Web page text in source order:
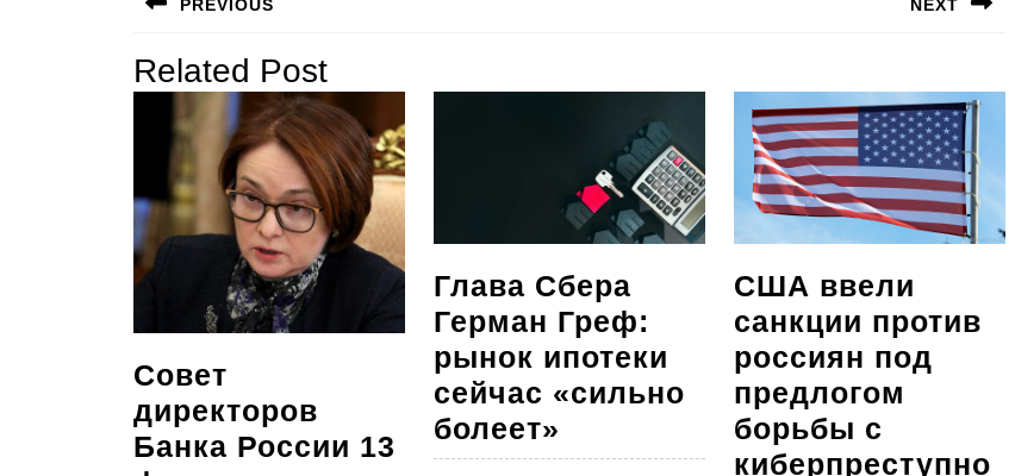
записям
PREVIOUS
запись:
NEXT
Related Post
Совет
директоров
Банка России 13
Глава Сбера
Герман Греф:
рынок ипотеки
сейчас «сильно
болеет»
Сбера
США ввели
санкции против
россиян под
предлогом
борьбы с
киберпреступно